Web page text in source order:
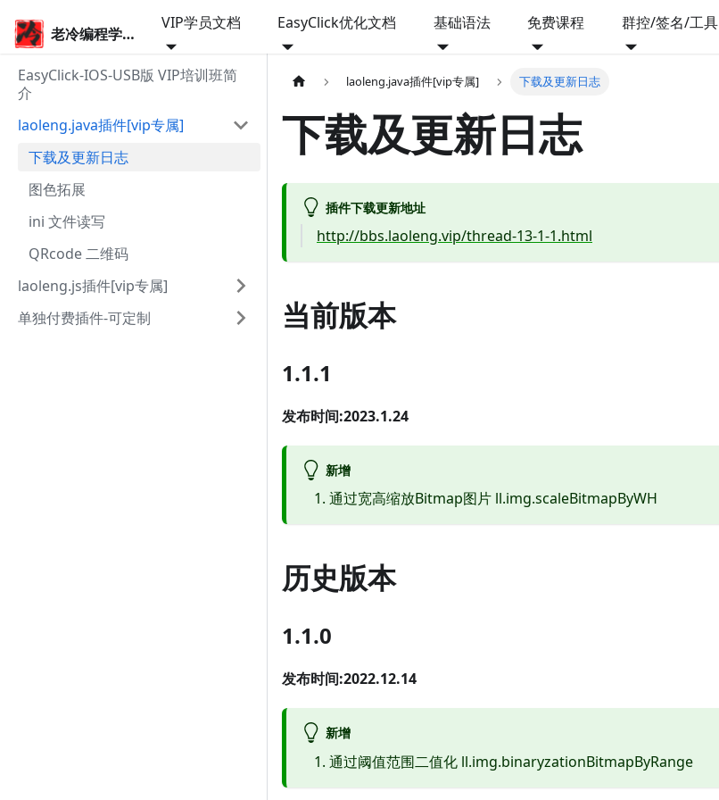
老冷编程学院
VIP学员文档 EasyClick优化文档 基础语法 免费课程 群控/签名/工具
EasyClick-IOS-USB版 VIP培训班简
介
laoleng.java插件[vip专属]
下载及更新日志
图色拓展
ini 文件读写
QRcode 二维码
laoleng.js插件[vip专属]
单独付费插件-可定制
laoleng.java插件[vip专属] 下载及更新日志
下载及更新日志
插件下载更新地址
http://bbs.laoleng.vip/thread-13-1-1.html
当前版本
1.1.1
发布时间:2023.1.24
新增
通过宽高缩放Bitmap图片 ll.img.scaleBitmapByWH
历史版本
1.1.0
发布时间:2022.12.14
新增
通过阈值范围二值化 ll.img.binaryzationBitmapByRange